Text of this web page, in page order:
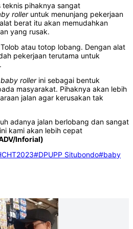
teknis pihaknya sangat
rolleruntuk menunjang pekerjaan
berat itu akan memudahkan
yang rusak.
atau totop lobang. Dengan alat
pekerjaan terutama untuk
baby rollerini sebagai bentuk
masyarakat. Pihaknya akan lebih
jalan agar kerusakan tak
adanya jalan berlobang dan sangat
kami akan lebih cepat
Inforial)
#DPUPP Situbondo#baby